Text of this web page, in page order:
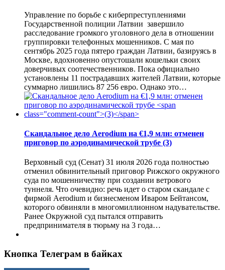
Управление по борьбе с киберпреступлениями
Государственной полиции Латвии завершило
расследование громкого уголовного дела в отношении
группировки телефонных мошенников. С мая по
сентябрь 2025 года пятеро граждан Латвии, базируясь в
Москве, вдохновенно опустошали кошельки своих
доверчивых соотечественников. Пока официально
установлены 11 пострадавших жителей Латвии, которые
суммарно лишились 87 256 евро. Однако это…
Скандальное дело Aerodium на €1,9 млн: отменен
приговор по аэродинамической трубе (3)
Верховный суд (Сенат) 31 июля 2026 года полностью
отменил обвинительный приговор Рижского окружного
суда по мошенничеству при создании ветрового
туннеля. Что очевидно: речь идет о старом скандале с
фирмой Aerodium и бизнесменом Иваром Бейтансом,
которого обвиняли в многомиллионном надувательстве.
Ранее Окружной суд пытался отправить
предпринимателя в тюрьму на 3 года…
Кнопка Телеграм в байках